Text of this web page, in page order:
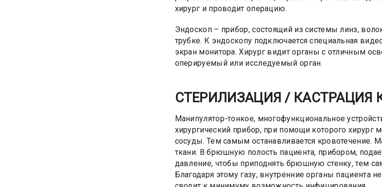
хирург и проводит операцию.
Эндоскоп – прибор, состоящий из системы линз,
трубке. К эндоскопу подключается специальная
экран монитора. Хирург видит органы с отличным
оперируемый или исследуемый орган.
СТЕРИЛИЗАЦИЯ / КАСТРАЦИЯ
Манипулятор-тонкое, многофункциональное
хирургический прибор, при помощи которого
сосуды. Тем самым останавливается кровотечение.
ткани. В брюшную полость пациента, прибором,
давление, чтобы приподнять брюшную стенку, тем
Благодаря этому газу, внутренние органы пациента